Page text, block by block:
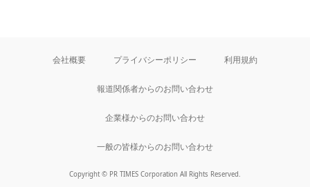
会社概要 プライバシーポリシー 利用規約
報道関係者からのお問い合わせ
企業様からのお問い合わせ
一般の皆様からのお問い合わせ
Copyright © PR TIMES Corporation All Rights Reserved.